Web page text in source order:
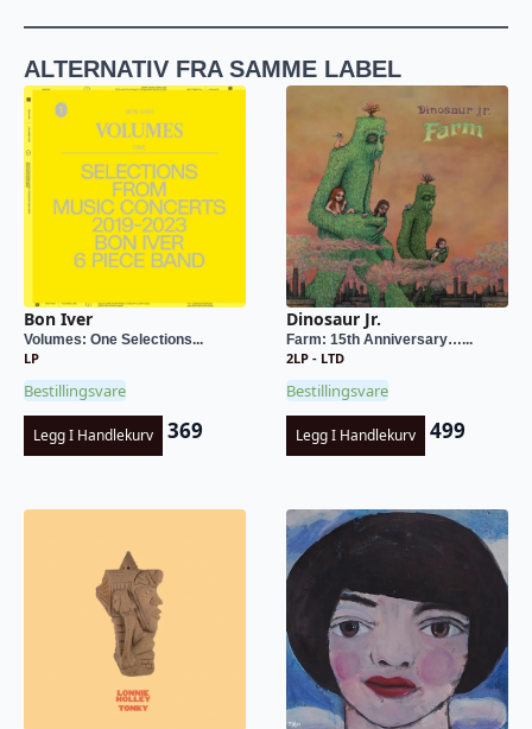
ALTERNATIV FRA SAMME LABEL
Bon Iver
Volumes: One Selections...
LP
Bestillingsvare
Legg I Handlekurv 369
Dinosaur Jr.
Farm: 15th Anniversary…...
2LP - LTD
Bestillingsvare
Legg I Handlekurv 499